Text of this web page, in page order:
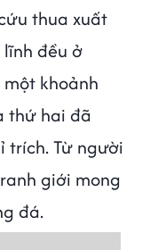
thua xuất
lĩnh đều ở
khoảnh
thứ hai đã
trích. Từ người
giới mong
đá.